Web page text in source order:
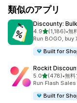
類似のアプリ
Discounty:
4.95つ星中
(1,186)
合計レビュー数
•無
Run BOGO,
Built for
Rockit
5.05つ星中
(478)
合計レビュー数
•無料
Run Flash
Built for